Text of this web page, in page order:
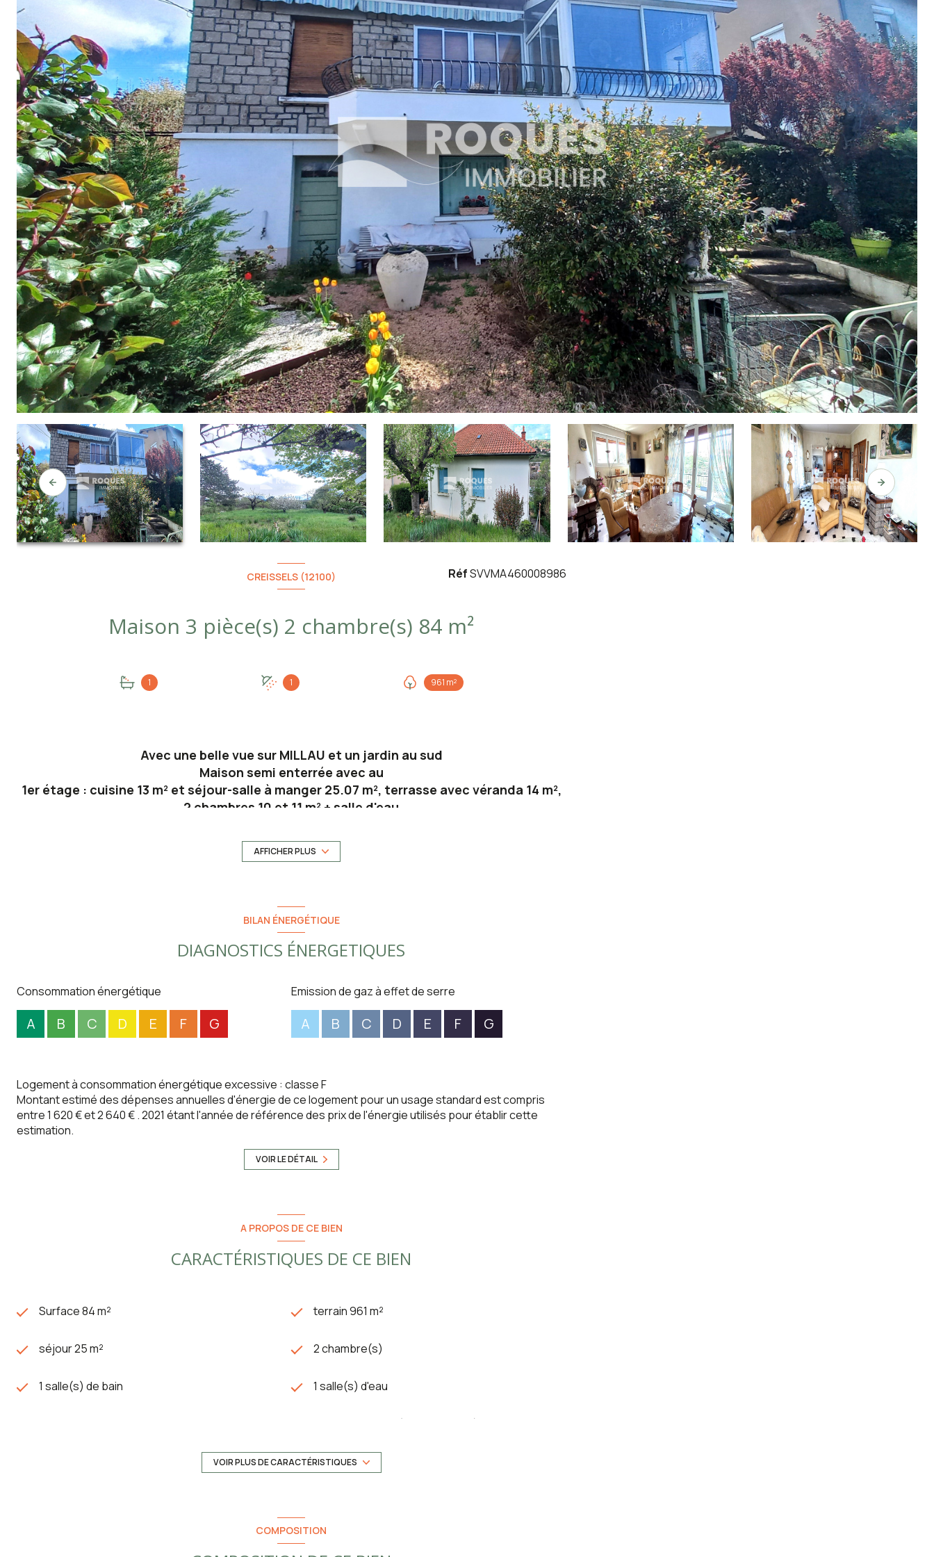
CREISSELS (12100)
Maison 3 pièce(s) 2 chambre(s) 84 m²
1 1 961 m²
RéfSVVMA460008986
Avec une belle vue sur MILLAU et un jardin au sud
Maison semi enterrée avec au
1er étage : cuisine 13 m² et séjour-salle à manger 25.07 m², terrasse avec véranda 14 m²,
2 chambres 10 et 11 m² + salle d'eau
Toiture en bon état, isolation des combles faite, double vitrage (sauf porte fenêtre)
AFFICHER PLUS
BILAN ÉNERGÉTIQUE
DIAGNOSTICS ÉNERGETIQUES
Consommation énergétique
A B C D E F G
Emission de gaz à effet de serre
A B C D E F G
Logement à consommation énergétique excessive : classe F
Montant estimé des dépenses annuelles d'énergie de ce logement pour un usage standard est compris
entre 1 620 € et 2 640 € . 2021 étant l'année de référence des prix de l'énergie utilisés pour établir cette
estimation.
VOIR LE DÉTAIL
A PROPOS DE CE BIEN
CARACTÉRISTIQUES DE CE BIEN
Surface 84 m² terrain 961 m²
séjour 25 m² 2 chambre(s)
1 salle(s) de bain 1 salle(s) d'eau
cuisine séparée (semi-équipée)
Chauffage individuel : chaudière (fioul) 1 garage(s)
terrasse
VOIR PLUS DE CARACTÉRISTIQUES
COMPOSITION